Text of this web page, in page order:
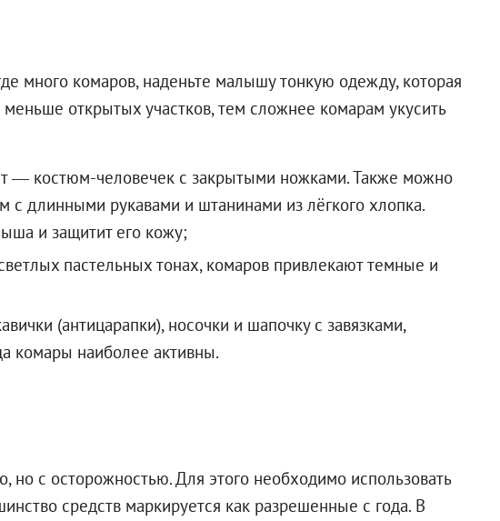
много комаров, наденьте малышу тонкую одежду, которая
открытых участков, тем сложнее комарам укусить
— костюм-человечек с закрытыми ножками. Также можно
с длинными рукавами и штанинами из лёгкого хлопка.
и защитит его кожу;
пастельных тонах, комаров привлекают темные и
(антицарапки), носочки и шапочку с завязками,
комары наиболее активны.
с осторожностью. Для этого необходимо использовать
средств маркируется как разрешенные с года. В